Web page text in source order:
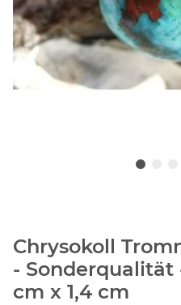
Chrysokoll
- Sonderqualität
cm x 1,4 cm